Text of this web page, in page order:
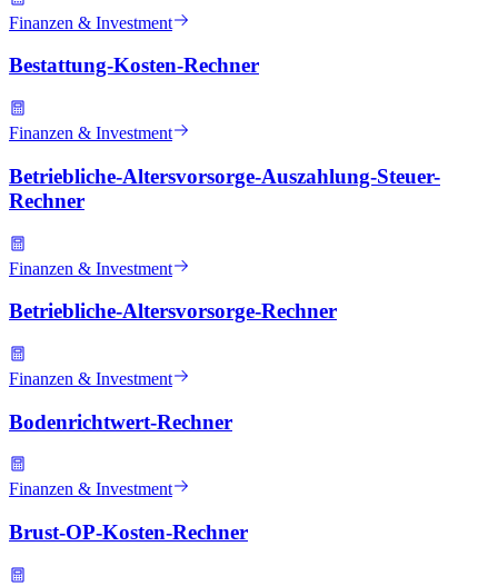
Finanzen & Investment
Bestattung-Kosten-Rechner
Finanzen & Investment
Betriebliche-Altersvorsorge-Auszahlung-Steuer-
Rechner
Finanzen & Investment
Betriebliche-Altersvorsorge-Rechner
Finanzen & Investment
Bodenrichtwert-Rechner
Finanzen & Investment
Brust-OP-Kosten-Rechner